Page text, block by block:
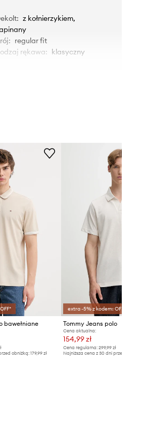
: z kołnierzykiem,
: regular fit
rękawa: klasyczny
wybór rozmiaru, jaki nosisz
rozmiarów
bawełniane
obniżką:179,99 zł
extra -5% z kodem: OFF*
Tommy Jeans polo
Cena aktualna:
154,99 zł
Cena regularna: 299,99 zł
Najniższa cena z 30 dni przed obniżką: